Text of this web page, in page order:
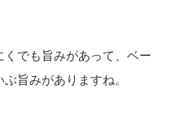
でも旨みがあって、ベー
旨みがありますね。